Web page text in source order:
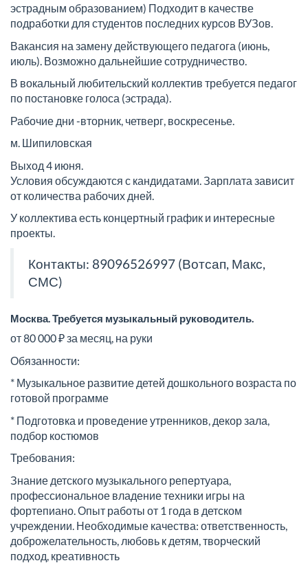
эстрадным образованием) Подходит в качестве
подработки для студентов последних курсов ВУЗов.
Вакансия на замену действующего педагога (июнь,
июль). Возможно дальнейшие сотрудничество.
В вокальный любительский коллектив требуется педагог
по постановке голоса (эстрада).
Рабочие дни -вторник, четверг, воскресенье.
м. Шипиловская
Выход 4 июня.
Условия обсуждаются с кандидатами. Зарплата зависит
от количества рабочих дней.
У коллектива есть концертный график и интересные
проекты.
Контакты: 89096526997 (Вотсап, Макс,
СМС)
Москва. Требуется музыкальный руководитель.
от 80 000 ₽ за месяц, на руки
Обязанности:
* Музыкальное развитие детей дошкольного возраста по
готовой программе
* Подготовка и проведение утренников, декор зала,
подбор костюмов
Требования:
Знание детского музыкального репертуара,
профессиональное владение техники игры на
фортепиано. Опыт работы от 1 года в детском
учреждении. Необходимые качества: ответственность,
доброжелательность, любовь к детям, творческий
подход, креативность